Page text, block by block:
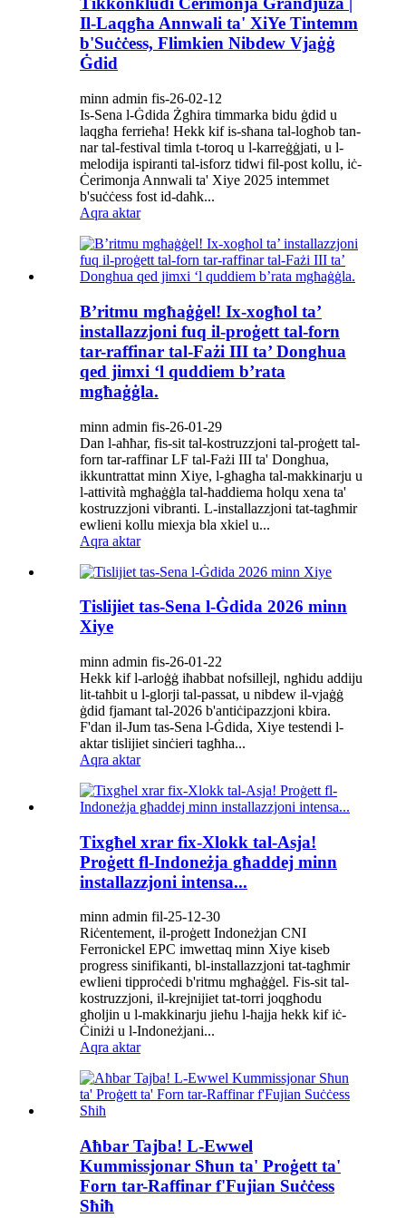
Il-Laqgħa Annwali ta' XiYe Tintemm
b'Suċċess, Flimkien Nibdew Vjaġġ
Ġdid
minn admin fis-26-02-12
Is-Sena l-Ġdida Żgħira timmarka bidu ġdid u
laqgħa ferrieħa! Hekk kif is-sħana tal-logħob tan-
nar tal-festival timla t-toroq u l-karreġġjati, u l-
melodija ispiranti tal-isforz tidwi fil-post kollu, iċ-
Ċerimonja Annwali ta' Xiye 2025 intemmet
b'suċċess fost id-daħk...
Aqra aktar
B’ritmu mgħaġġel! Ix-xogħol ta’
installazzjoni fuq il-proġett tal-forn
tar-raffinar tal-Fażi III ta’ Donghua
qed jimxi ‘l quddiem b’rata
mgħaġġla.
minn admin fis-26-01-29
Dan l-aħħar, fis-sit tal-kostruzzjoni tal-proġett tal-
forn tar-raffinar LF tal-Fażi III ta' Donghua,
ikkuntrattat minn Xiye, l-għagħa tal-makkinarju u
l-attività mgħaġġla tal-ħaddiema ħolqu xena ta'
kostruzzjoni vibranti. L-installazzjoni tat-tagħmir
ewlieni kollu miexja bla xkiel u...
Aqra aktar
Tislijiet tas-Sena l-Ġdida 2026 minn
Xiye
minn admin fis-26-01-22
Hekk kif l-arloġġ iħabbat nofsillejl, ngħidu addiju
lit-taħbit u l-glorji tal-passat, u nibdew il-vjaġġ
ġdid fjamant tal-2026 b'antiċipazzjoni kbira.
F'dan il-Jum tas-Sena l-Ġdida, Xiye testendi l-
aktar tislijiet sinċieri tagħha...
Aqra aktar
Tixgħel xrar fix-Xlokk tal-Asja!
Proġett fl-Indoneżja għaddej minn
installazzjoni intensa...
minn admin fil-25-12-30
Riċentement, il-proġett Indoneżjan CNI
Ferronickel EPC imwettaq minn Xiye kiseb
progress sinifikanti, bl-installazzjoni tat-tagħmir
ewlieni tipproċedi b'ritmu mgħaġġel. Fis-sit tal-
kostruzzjoni, il-krejnijiet tat-torri joqgħodu
għoljin u l-makkinarju jieħu l-ħajja hekk kif iċ-
Ċiniżi u l-Indoneżjani...
Aqra aktar
Aħbar Tajba! L-Ewwel
Kummissjonar Sħun ta' Proġett ta'
Forn tar-Raffinar f'Fujian Suċċess
Sħiħ